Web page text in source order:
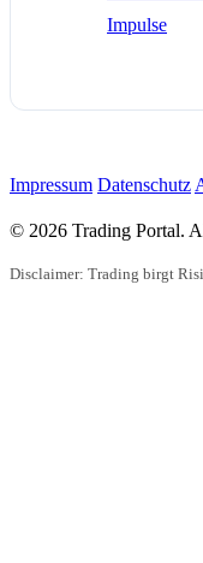
Impulse
Impressum Datenschutz
© 2026 Trading Portal.
Disclaimer: Trading birgt